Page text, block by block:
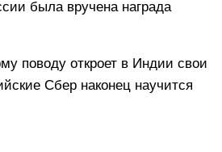
была вручена награда
поводу откроет в Индии свои
Сбер наконец научится